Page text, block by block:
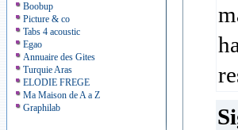
Boobup
Picture & co
Tabs 4 acoustic
Egao
Annuaire des Gites
Turquie Aras
ELODIE FREGE
Ma Maison de A a Z
Graphilab